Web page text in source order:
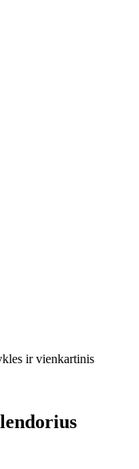
ir vienkartinis